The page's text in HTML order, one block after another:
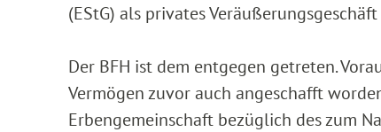
(EStG) als privates
Der BFH ist dem entgegen getreten.
Vermögen zuvor auch angeschafft
Erbengemeinschaft bezüglich des zum